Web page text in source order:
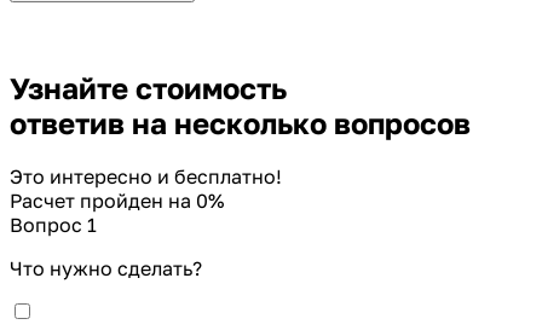
Узнайте стоимость
ответив на несколько вопросов
Это интересно и бесплатно!
Расчет пройден на 0%
Вопрос 1
Что нужно сделать?